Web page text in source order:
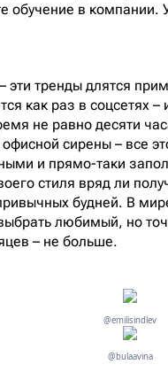
обучение в
тренды длятся
как раз в соцсетях –
не равно десяти
сирены – все
и прямо-таки
стиля вряд ли
будней. В
любимый, но
– не больше.
@emilisindlev
@bulaavina